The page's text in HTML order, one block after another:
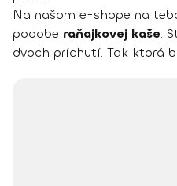
Na našom e-shope na
podobe raňajkovej kaše.
dvoch príchutí. Tak ktorá